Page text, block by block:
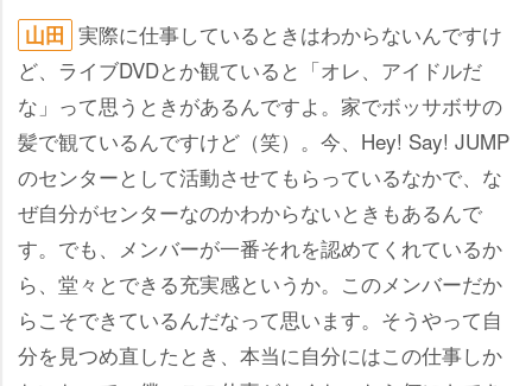
山田 実際に仕事しているときはわからないんですけ
ど、ライブDVDとか観ていると「オレ、アイドルだ
な」って思うときがあるんですよ。家でボッサボサの
髪で観ているんですけど（笑）。今、Hey! Say! JUMP
のセンターとして活動させてもらっているなかで、な
ぜ自分がセンターなのかわからないときもあるんで
す。でも、メンバーが一番それを認めてくれているか
ら、堂々とできる充実感というか。このメンバーだか
らこそできているんだなって思います。そうやって自
分を見つめ直したとき、本当に自分にはこの仕事しか